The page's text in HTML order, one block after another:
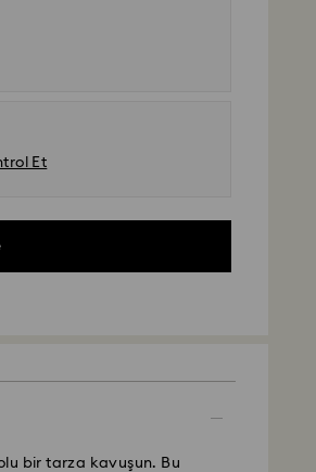
Et
bir tarza kavuşun. Bu